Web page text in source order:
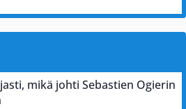
mikä johti Sebastien Ogierin